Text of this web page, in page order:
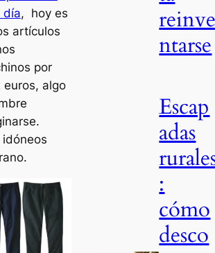
día, hoy es
artículos
por
euros, algo
ntarse
Escap
adas
:
cómo
desco